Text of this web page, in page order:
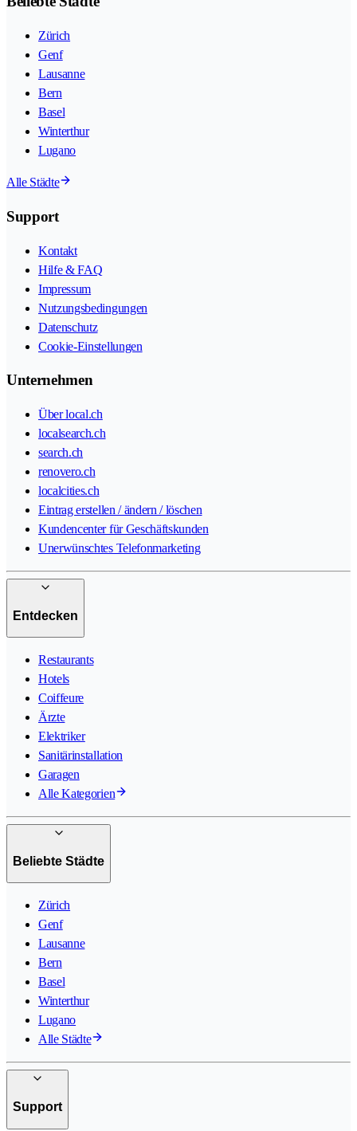
Zürich
Genf
Lausanne
Bern
Basel
Winterthur
Lugano
Alle Städte
Support
Kontakt
Hilfe & FAQ
Impressum
Nutzungsbedingungen
Datenschutz
Cookie-Einstellungen
Unternehmen
Über local.ch
localsearch.ch
search.ch
renovero.ch
localcities.ch
Eintrag erstellen / ändern / löschen
Kundencenter für Geschäftskunden
Unerwünschtes Telefonmarketing
Entdecken
Restaurants
Hotels
Coiffeure
Ärzte
Elektriker
Sanitärinstallation
Garagen
Alle Kategorien
Beliebte Städte
Zürich
Genf
Lausanne
Bern
Basel
Winterthur
Lugano
Alle Städte
Support